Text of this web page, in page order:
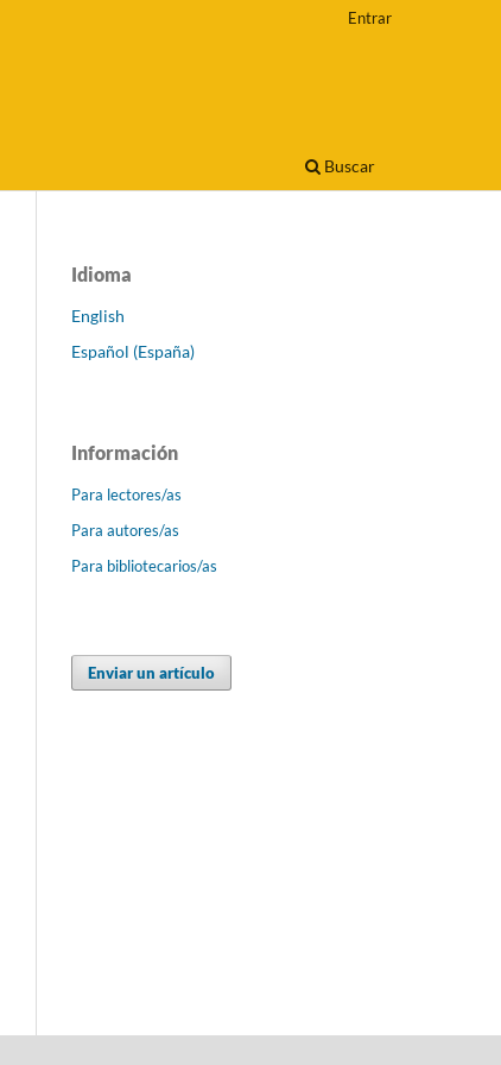
Buscar
Entrar
Idioma
English
Español (España)
Información
Para lectores/as
Para autores/as
Para bibliotecarios/as
Enviar un artículo